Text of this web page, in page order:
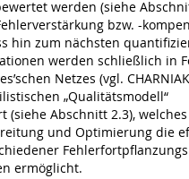
werden (siehe
bzw. -
hin zum nächsten
werden schließlich in
Netzes (vgl.
„Qualitätsmodell“
(siehe Abschnitt 2.3),
und Optimierung die
ermöglicht.